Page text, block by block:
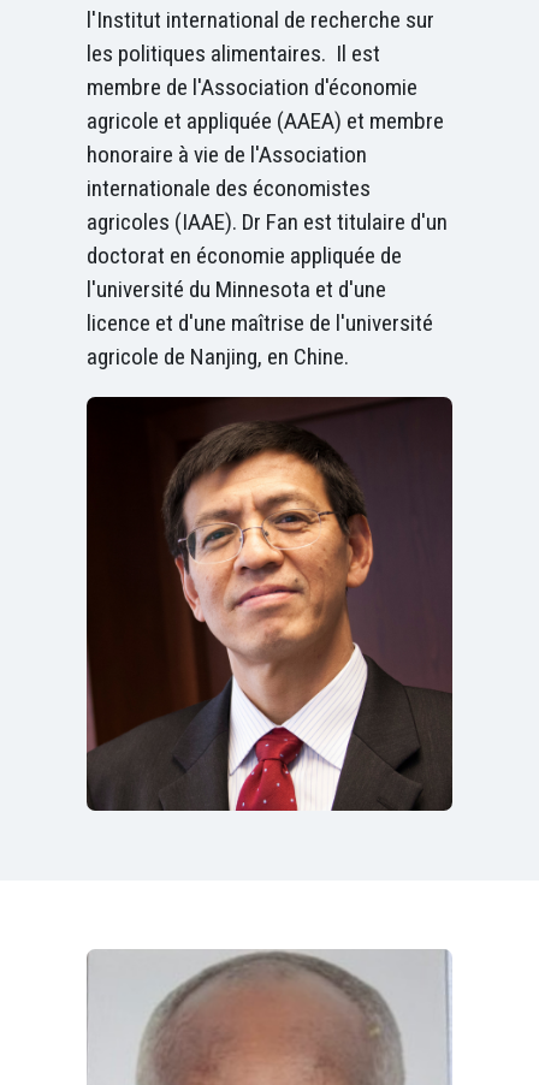
l'Institut international de recherche sur
les politiques alimentaires. Il est
membre de l'Association d'économie
agricole et appliquée (AAEA) et membre
honoraire à vie de l'Association
internationale des économistes
agricoles (IAAE). Dr Fan est titulaire d'un
doctorat en économie appliquée de
l'université du Minnesota et d'une
licence et d'une maîtrise de l'université
agricole de Nanjing, en Chine.